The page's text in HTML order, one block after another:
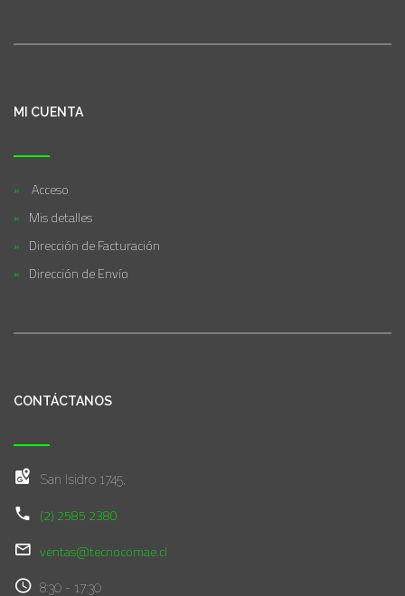
MI CUENTA
Acceso
Mis detalles
Dirección de Facturación
Dirección de Envío
CONTÁCTANOS
San Isidro 1745,
(2) 2585 2380
ventas@tecnocomae.cl
8:30 - 17:30